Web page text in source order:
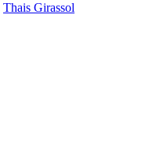
Thais Girassol